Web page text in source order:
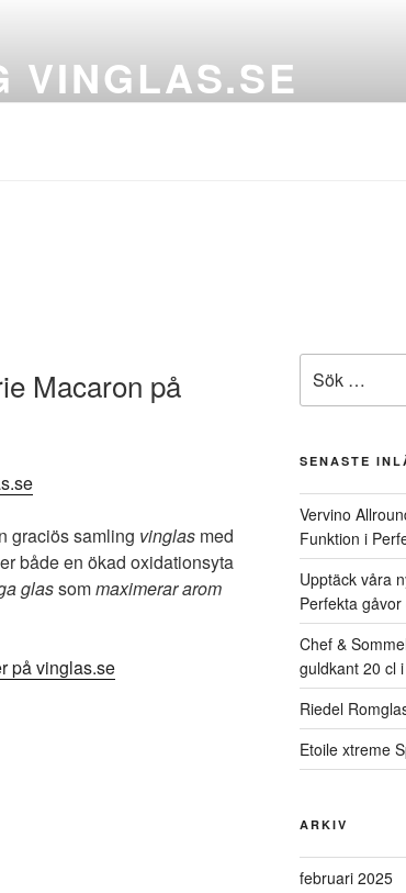
VINGLAS.SE
Macaron på
graciös samling vinglas med
både en ökad oxidationsyta
glassommaximerar arom
på vinglas.se
efter:
SENASTE
Vervino
Funktion i
Upptäck våra
Perfekta
Chef &
guldkant 20 cl
Riedel
Etoile xtreme
ARKIV
februari 2025